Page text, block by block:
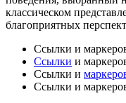
классическом
благоприятных
Ссылки и
Ссылки и
Ссылки и
Ссылки и